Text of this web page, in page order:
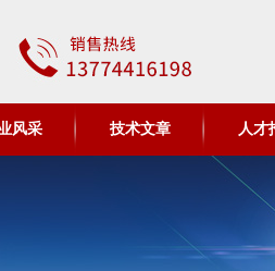
风采 技术文章 人才